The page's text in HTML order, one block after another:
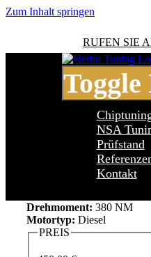
Zum Inhalt springen
RUFEN SIE
NSA
Prüfstand
Kontakt
BMW 3 Series
Drehmoment: 380 NM
Motortyp: Diesel
PREIS